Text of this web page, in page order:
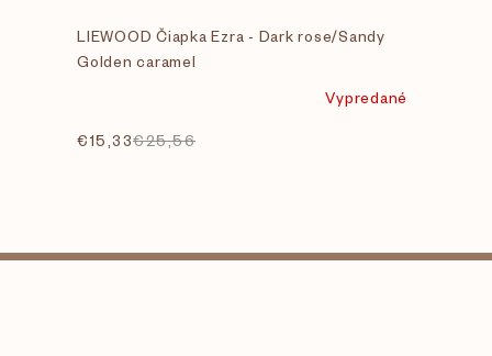
LIEWOOD Čiapka Ezra - Dark rose/Sandy
Golden caramel
Vypredané
€15,33€25,56